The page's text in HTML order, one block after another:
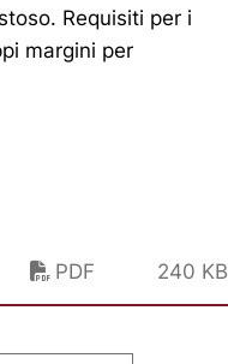
Requisiti per i
margini per
PDF 240 KB